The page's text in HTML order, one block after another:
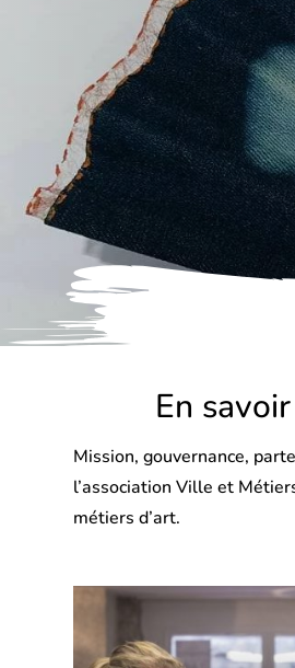
En
Mission, gouvernance,
l’association Ville et
métiers d’art.